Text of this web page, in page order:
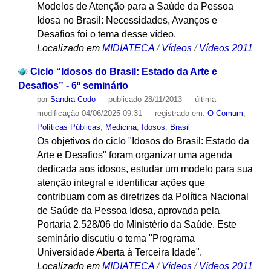
Modelos de Atenção para a Saúde da Pessoa
Idosa no Brasil: Necessidades, Avanços e
Desafios foi o tema desse vídeo.
Localizado em MIDIATECA /Vídeos /Vídeos 2011
Ciclo “Idosos do Brasil: Estado da Arte e
Desafios” - 6º seminário
por Sandra Codo — publicado28/11/2013 — última
modificação04/06/2025 09:31 — registrado em: O Comum
Políticas Públicas
Medicina, Idosos Brasil
Os objetivos do ciclo "Idosos do Brasil: Estado da
Arte e Desafios" foram organizar uma agenda
dedicada aos idosos, estudar um modelo para sua
atenção integral e identificar ações que
contribuam com as diretrizes da Política Nacional
de Saúde da Pessoa Idosa, aprovada pela
Portaria 2.528/06 do Ministério da Saúde. Este
seminário discutiu o tema "Programa
Universidade Aberta à Terceira Idade".
Localizado em MIDIATECA /Vídeos /Vídeos 2011